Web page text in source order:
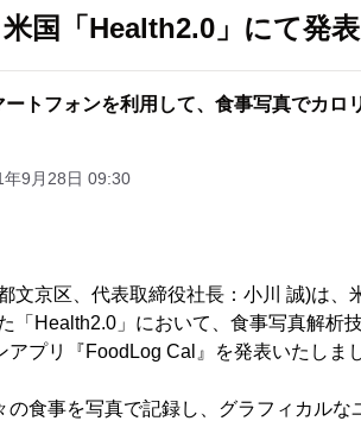
米国「Health2.0」にて発表
ートフォンを利用して、食事写真でカロ
年9月28日 09:30
文京区、代表取締役社長：小川 誠)は、
「Health2.0」において、食事写真解析
プリ『FoodLog Cal』を発表いたしま
食事を写真で記録し、グラフィカルな